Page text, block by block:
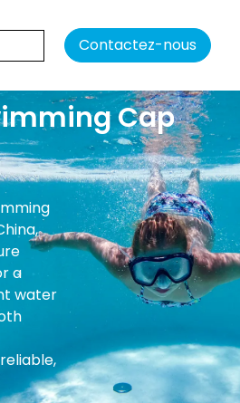
Contactez-nous
Cap
,
a
water